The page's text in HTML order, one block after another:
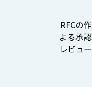
RFCの
よる承
レビュ